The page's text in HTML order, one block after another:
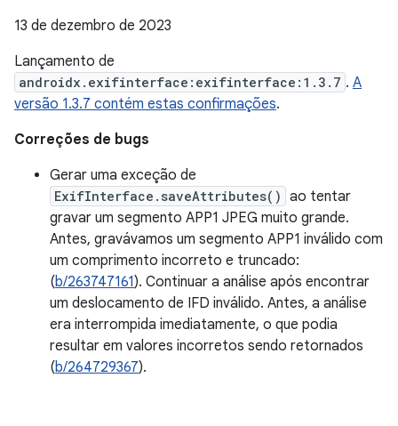
13 de dezembro de 2023
Lançamento de
androidx.exifinterface:exifinterface:1.3.7 . A
versão 1.3.7 contém estas confirmações.
Correções de bugs
Gerar uma exceção de
ExifInterface.saveAttributes() ao tentar
gravar um segmento APP1 JPEG muito grande.
Antes, gravávamos um segmento APP1 inválido com
um comprimento incorreto e truncado:
(b/263747161). Continuar a análise após encontrar
um deslocamento de IFD inválido. Antes, a análise
era interrompida imediatamente, o que podia
resultar em valores incorretos sendo retornados
(b/264729367).